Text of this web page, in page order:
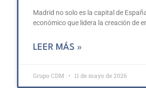
Madrid no solo es la capital de
económico que lidera la creación de
LEER MÁS »
Grupo CDM 11 de mayo de 2026